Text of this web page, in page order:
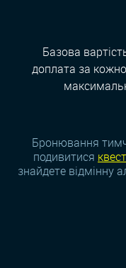
Базова
доплата за
Бронювання
подивитися
знайдете відмінну